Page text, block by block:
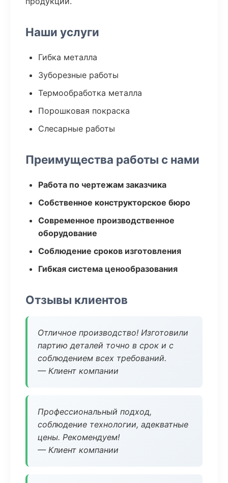
Наши услуги
Гибка металла
Зуборезные работы
Термообработка металла
Порошковая покраска
Слесарные работы
Преимущества работы с нами
Работа по чертежам заказчика
Собственное конструкторское бюро
Современное производственное
оборудование
Соблюдение сроков изготовления
Гибкая система ценообразования
Отзывы клиентов
Отличное производство! Изготовили
партию деталей точно в срок и с
соблюдением всех требований.
— Клиент компании
Профессиональный подход,
соблюдение технологии, адекватные
цены. Рекомендуем!
— Клиент компании